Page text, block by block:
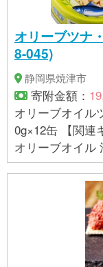
オリーブツナ
8-045)
静岡県焼津市
寄附金額：
オリーブオイル
0g×12缶 【関連キーワード】 ツナ缶 缶詰 ガーリック
オリーブオイル
O50 オリーブツ